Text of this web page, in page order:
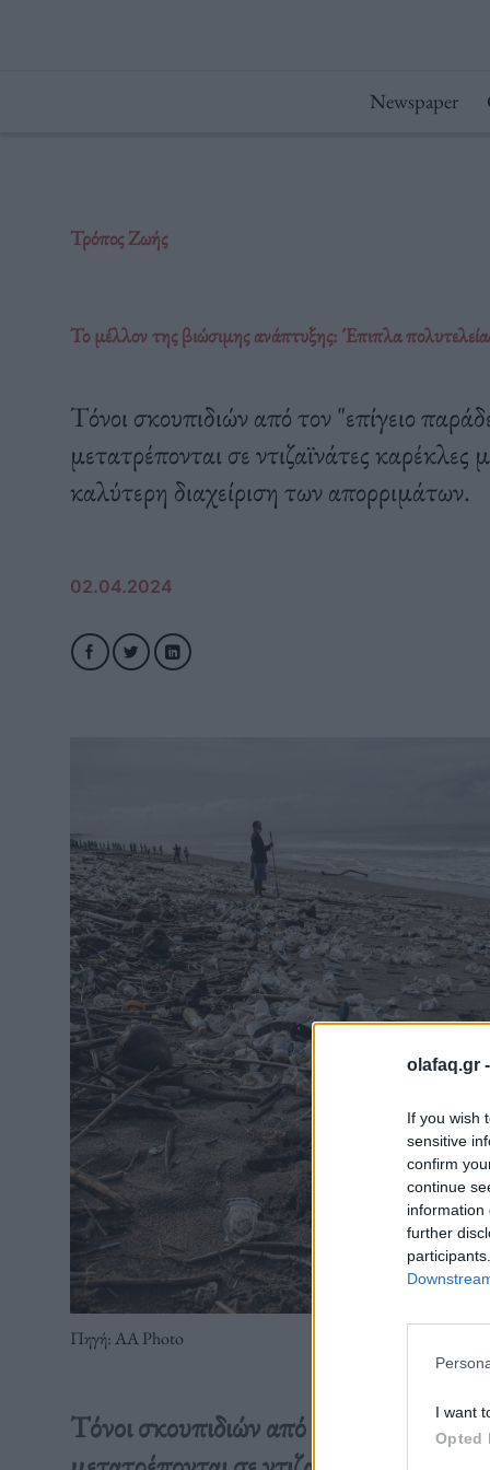
olafaq.gr -
If you wish
sensitive
confirm
continue
information
further
I want
Opted
Newspaper
Τρόπος Ζωής
Το μέλλον της βιώσιμης ανάπτυξης: Έπιπλα
Τόνοι σκουπιδιών από τον "επίγειο
μετατρέπονται σε ντιζαϊνάτες
καλύτερη διαχείριση των απορριμάτων.
02.04.2024
Πηγή: ΑΑ Photo
Τόνοι σκουπιδιών από τον “επίγειο